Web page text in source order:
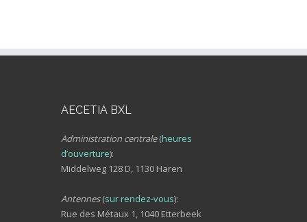
AECETIA BXL
Administration centrale(heures
d’ouverture):
Middelweg 128 D, 1130 Haren
Antennes(sur rendez-vous):
Rue des Métaux 1, 1040 Etterbeek